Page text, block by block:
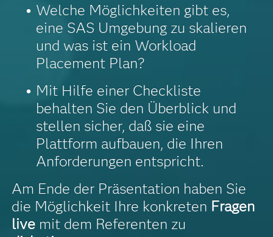
Welche Möglichkeiten gibt es,
eine SAS Umgebung zu skalieren
und was ist ein Workload
Placement Plan?
Mit Hilfe einer Checkliste
behalten Sie den Überblick und
stellen sicher, daß sie eine
Plattform aufbauen, die Ihren
Anforderungen entspricht.
Am Ende der Präsentation haben Sie
die Möglichkeit Ihre konkreten Fragen
livemit dem Referenten zu